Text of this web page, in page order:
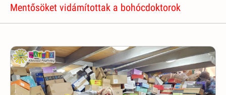
Mentősöket vidámítottak a bohócdoktorok